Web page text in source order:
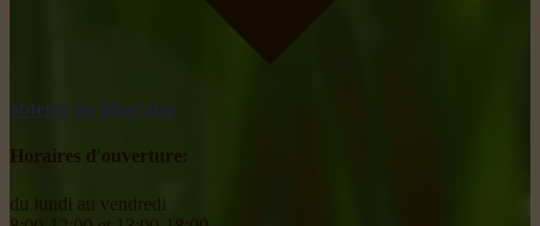
obtenir un itinéraire
Horaires d'ouverture:
du lundi au vendredi